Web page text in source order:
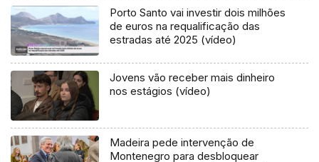
Porto Santo vai investir dois milhões
de euros na requalificação das
estradas até 2025 (vídeo)
Jovens vão receber mais dinheiro
nos estágios (vídeo)
Madeira pede intervenção de
Montenegro para desbloquear